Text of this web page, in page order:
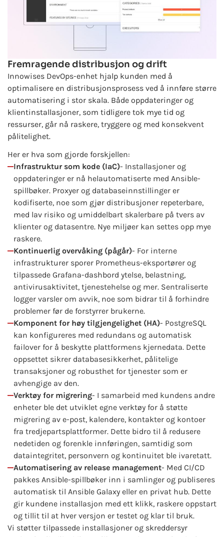
Fremragende distribusjon og drift
Innowises DevOps-enhet hjalp kunden med å
optimalisere en distribusjonsprosess ved å innføre større
automatisering i stor skala. Både oppdateringer og
klientinstallasjoner, som tidligere tok mye tid og
ressurser, går nå raskere, tryggere og med konsekvent
pålitelighet.
Her er hva som gjorde forskjellen:
Infrastruktur som kode (IaC)- Installasjoner og
oppdateringer er nå helautomatiserte med Ansible-
spillbøker. Proxyer og databaseinnstillinger er
kodifiserte, noe som gjør distribusjoner repeterbare,
med lav risiko og umiddelbart skalerbare på tvers av
klienter og datasentre. Nye miljøer kan settes opp mye
raskere.
Kontinuerlig overvåking (pågår)- For interne
infrastrukturer sporer Prometheus-eksportører og
tilpassede Grafana-dashbord ytelse, belastning,
antivirusaktivitet, tjenestehelse og mer. Sentraliserte
logger varsler om avvik, noe som bidrar til å forhindre
problemer før de forstyrrer brukerne.
Komponent for høy tilgjengelighet (HA)- PostgreSQL
kan konfigureres med redundans og automatisk
failover for å beskytte plattformens kjernedata. Dette
oppsettet sikrer databasesikkerhet, pålitelige
transaksjoner og robusthet for tjenester som er
avhengige av den.
Verktøy for migrering- I samarbeid med kundens andre
enheter ble det utviklet egne verktøy for å støtte
migrering av e-post, kalendere, kontakter og kontoer
fra tredjepartsplattformer. Dette bidro til å redusere
nedetiden og forenkle innføringen, samtidig som
dataintegritet, personvern og kontinuitet ble ivaretatt.
Automatisering av release management- Med CI/CD
pakkes Ansible-spillbøker inn i samlinger og publiseres
automatisk til Ansible Galaxy eller en privat hub. Dette
gir kundene installasjon med ett klikk, raskere oppstart
og tillit til at hver versjon er testet og klar til bruk.
Vi støtter tilpassede installasjoner og skreddersyr